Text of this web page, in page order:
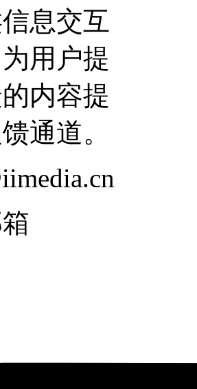
息交互
用户提
内容提
通道。